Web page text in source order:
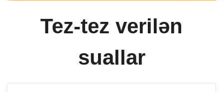
Tez-tez verilən
suallar